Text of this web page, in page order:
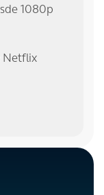
1080p
Netflix